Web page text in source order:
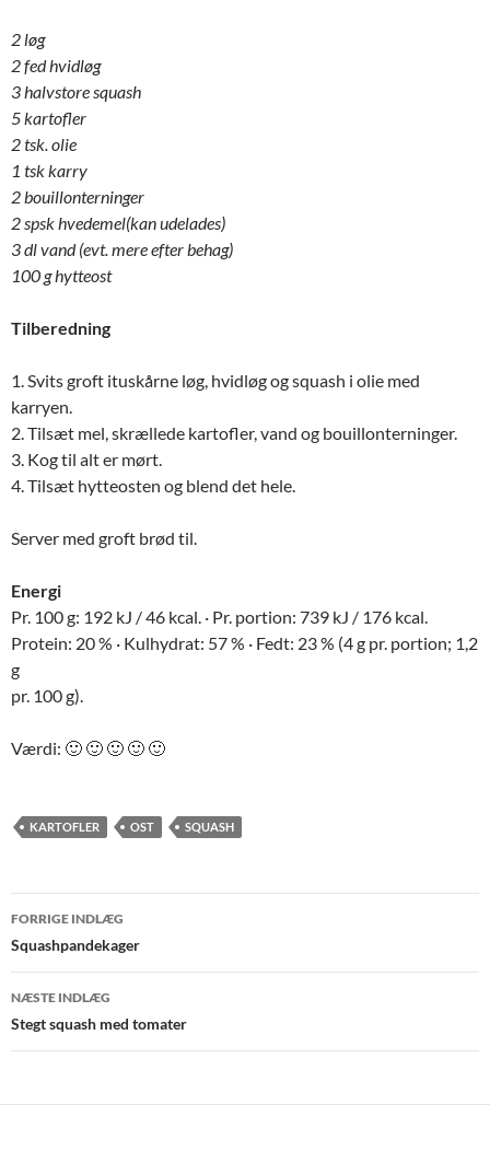
2 løg
2 fed hvidløg
3 halvstore squash
5 kartofler
2 tsk. olie
1 tsk karry
2 bouillonterninger
2 spsk hvedemel(kan udelades)
3 dl vand (evt. mere efter behag)
100 g hytteost
Tilberedning
1. Svits groft ituskårne løg, hvidløg og squash i olie med
karryen.
2. Tilsæt mel, skrællede kartofler, vand og bouillonterninger.
3. Kog til alt er mørt.
4. Tilsæt hytteosten og blend det hele.
Server med groft brød til.
Energi
Pr. 100 g: 192 kJ / 46 kcal. · Pr. portion: 739 kJ / 176 kcal.
Protein: 20 % · Kulhydrat: 57 % · Fedt: 23 % (4 g pr. portion; 1,2
g
pr. 100 g).
Værdi: 🙂 🙂 🙂 🙂 🙂
KARTOFLER OST SQUASH
Indlægsnavigation
FORRIGE INDLÆG
Squashpandekager
NÆSTE INDLÆG
Stegt squash med tomater